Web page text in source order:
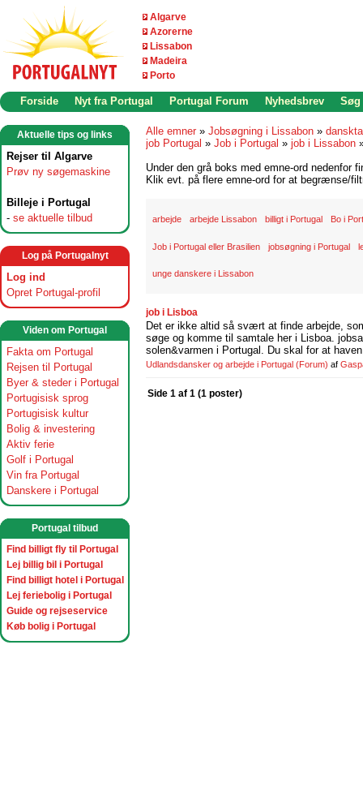
Algarve
Azorerne
Lissabon
Madeira
Porto
Forside Nyt fra Portugal Portugal Forum Nyhedsbrev Søg
Aktuelle tips og links
Rejser til Algarve
Prøv ny søgemaskine
Billeje i Portugal
- se aktuelle tilbud
Log på Portugalnyt
Log ind
Opret Portugal-profil
Viden om Portugal
Fakta om Portugal
Rejsen til Portugal
Byer & steder i Portugal
Portugisisk sprog
Portugisisk kultur
Bolig & investering
Aktiv ferie
Golf i Portugal
Vin fra Portugal
Danskere i Portugal
Portugal tilbud
Find billigt fly til Portugal
Lej billig bil i Portugal
Find billigt hotel i Portugal
Lej feriebolig i Portugal
Guide og rejseservice
Køb bolig i Portugal
Alle emner » Jobsøgning i Lissabon »
job Portugal » Job i Portugal » job i Lissabon
Under den grå boks med emne-ord nedenfor
Klik evt. på flere emne-ord for at begrænse/
arbejde arbejde Lissabon billigt i Portugal Bo i
Job i Portugal eller Brasilien jobsøgning i Portugal
unge danskere i Lissabon
job i Lisboa
Det er ikke altid så svært at finde arbejde,
søge og komme til samtale her i Lisboa.
solen&varmen i Portugal. Du skal for at
Udlandsdansker og arbejde i Portugal (Forum) af
Side 1 af 1 (1 poster)